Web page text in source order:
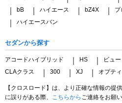
bB ハイエース bZ4X プ
ハイエースバン
セダンから探す
アコードハイブリッド HS ビュー
CLAクラス 300 XJ オプティ
【クロスロード】は、より正確な情報の提
に誤りがある際、 こちらから ご連絡をお願